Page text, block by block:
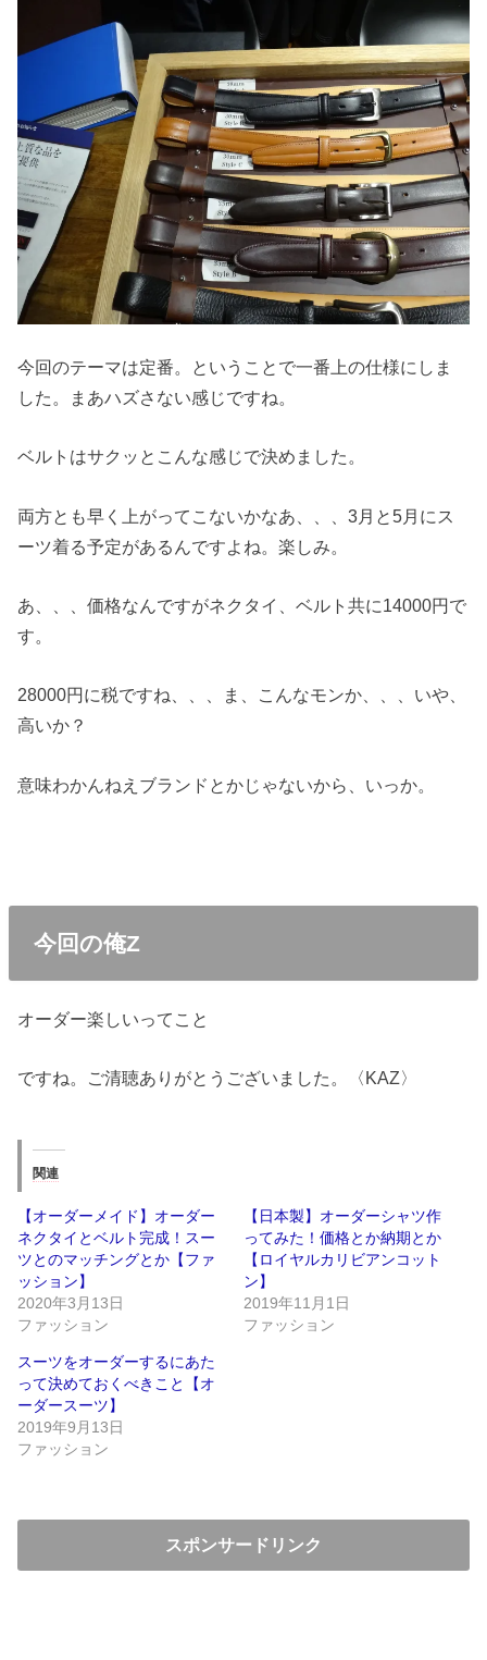
今回のテーマは定番。ということで一番上の仕様にしま
した。まあハズさない感じですね。
ベルトはサクッとこんな感じで決めました。
両方とも早く上がってこないかなあ、、、3月と5月にス
ーツ着る予定があるんですよね。楽しみ。
あ、、、価格なんですがネクタイ、ベルト共に14000円で
す。
28000円に税ですね、、、ま、こんなモンか、、、いや、
高いか？
意味わかんねえブランドとかじゃないから、いっか。
今回の俺Z
オーダー楽しいってこと
ですね。ご清聴ありがとうございました。〈KAZ〉
関連
【オーダーメイド】オーダー
ネクタイとベルト完成！スー
ツとのマッチングとか【ファ
ッション】
2020年3月13日
ファッション
【日本製】オーダーシャツ作
ってみた！価格とか納期とか
【ロイヤルカリビアンコット
ン】
2019年11月1日
ファッション
スーツをオーダーするにあた
って決めておくべきこと【オ
ーダースーツ】
2019年9月13日
ファッション
スポンサードリンク